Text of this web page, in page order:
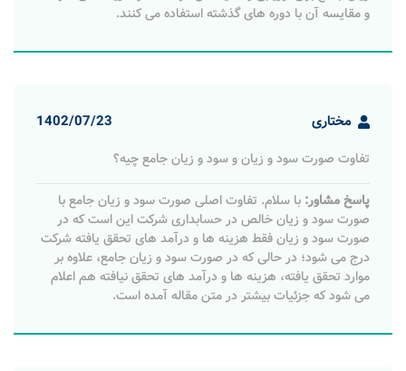
و مقایسه آن با دوره های گذشته استفاده می کنند.
مختاری 1402/07/23
تفاوت صورت سود و زیان و سود و زیان جامع چیه؟
پاسخ مشاور: با سلام. تفاوت اصلی صورت سود و زیان جامع با
صورت سود و زیان خالص در حسابداری شرکت این است که در
صورت سود و زیان فقط هزینه ها و درآمد های تحقق یافته شرکت
درج می شود؛ در حالی که در صورت سود و زیان جامع، علاوه بر
موارد تحقق یافته، هزینه ها و درآمد های تحقق نیافته هم اعلام
می شود که جزئیات بیشتر در متن مقاله آمده است.